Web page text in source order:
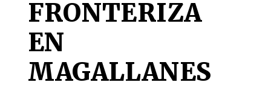
FRONTERIZA
EN
MAGALLANES